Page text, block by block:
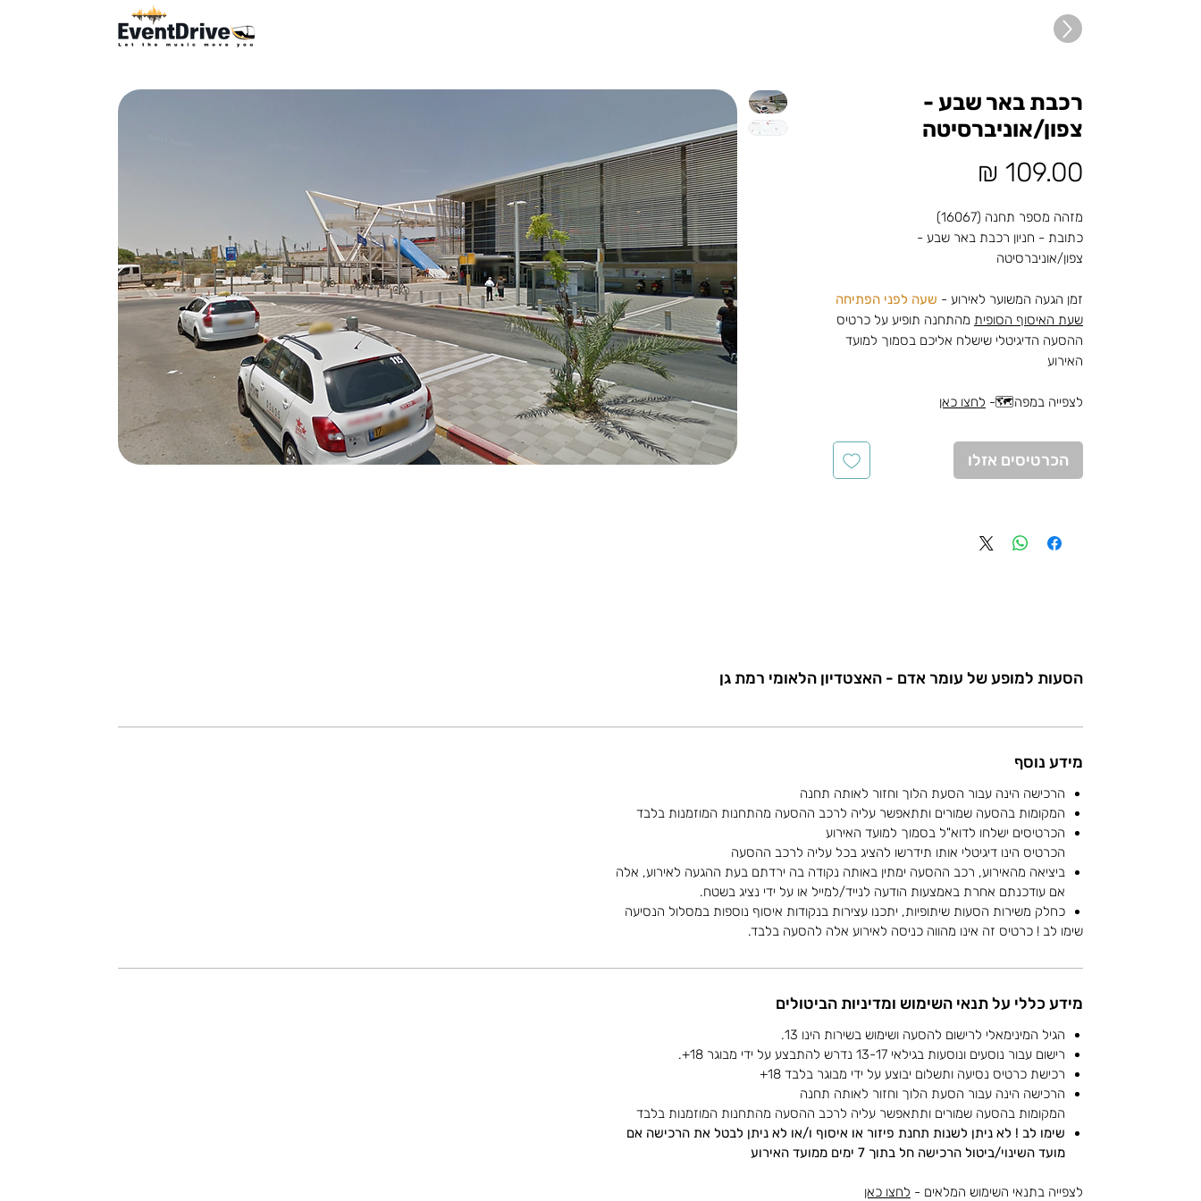
רכבת באר שבע -
צפון/אוניברסיטה
מזהה מספר תחנה (16067)
כתובת - חניון רכבת באר שבע -
צפון/אוניברסיטה
זמן הגעה המשוער לאירוע - שעה לפני הפתיחה
שעת האיסוף הסופית מהתחנה תופיע על כרטיס
ההסעה הדיגיטלי שישלח אליכם בסמוך למועד
האירוע
לצפייה במפה🗺️- לחצו כאן
הכרטיסים אזלו
הסעות למופע של עומר אדם - האצטדיון הלאומי רמת גן
מידע נוסף
הרכישה הינה עבור הסעת הלוך וחזור לאותה תחנה
המקומות בהסעה שמורים ותתאפשר עליה לרכב ההסעה מהתחנות המוזמנות בלבד
הכרטיסים ישלחו לדוא"ל בסמוך למועד האירוע
הכרטיס הינו דיגיטלי אותו תידרשו להציג בכל עליה לרכב ההסעה
ביציאה מהאירוע, רכב ההסעה ימתין באותה נקודה בה ירדתם בעת ההגעה לאירוע, אלה
אם עודכנתם אחרת באמצעות הודעה לנייד/למייל או על ידי נציג בשטח.
כחלק משירות הסעות שיתופיות, יתכנו עצירות בנקודות איסוף נוספות במסלול הנסיעה
שימו לב ! כרטיס זה אינו מהווה כניסה לאירוע אלה להסעה בלבד.
מידע כללי על תנאי השימוש ומדיניות הביטולים
הגיל המינימאלי לרישום להסעה ושימוש בשירות הינו 13.
רישום עבור נוסעים ונוסעות בגילאי 13-17 נדרש להתבצע על ידי מבוגר 18+.
רכישת כרטיס נסיעה ותשלום יבוצע על ידי מבוגר בלבד 18+
הרכישה הינה עבור הסעת הלוך וחזור לאותה תחנה
המקומות בהסעה שמורים ותתאפשר עליה לרכב ההסעה מהתחנות המוזמנות בלבד
שימו לב ! לא ניתן לשנות תחנת פיזור או איסוף ו/או לא ניתן לבטל את הרכישה אם
מועד השינוי/ביטול הרכישה חל בתוך 7 ימים ממועד האירוע
לצפייה בתנאי השימוש המלאים - לחצו כאן